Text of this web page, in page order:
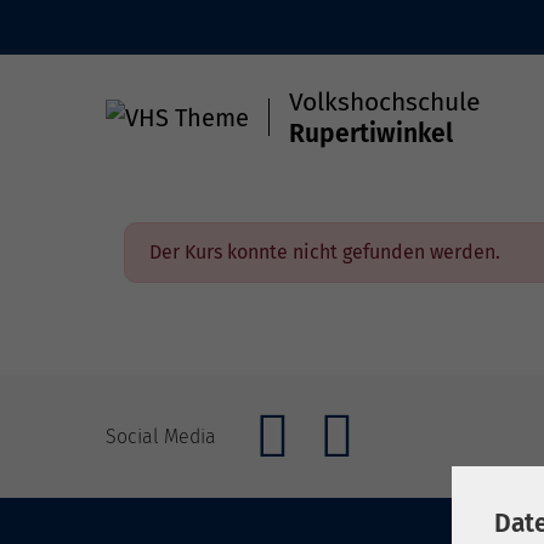
Volkshochschule
Rupertiwinkel
Kunst & Kultur
Der Kurs konnte nicht gefunden werden.
Social Media